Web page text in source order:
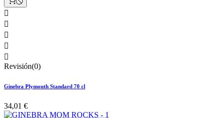





Revisión(0)
Ginebra Plymouth Standard 70 cl
34,01 €